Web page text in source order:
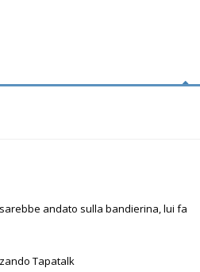
sarebbe andato sulla bandierina, lui fa
Tapatalk